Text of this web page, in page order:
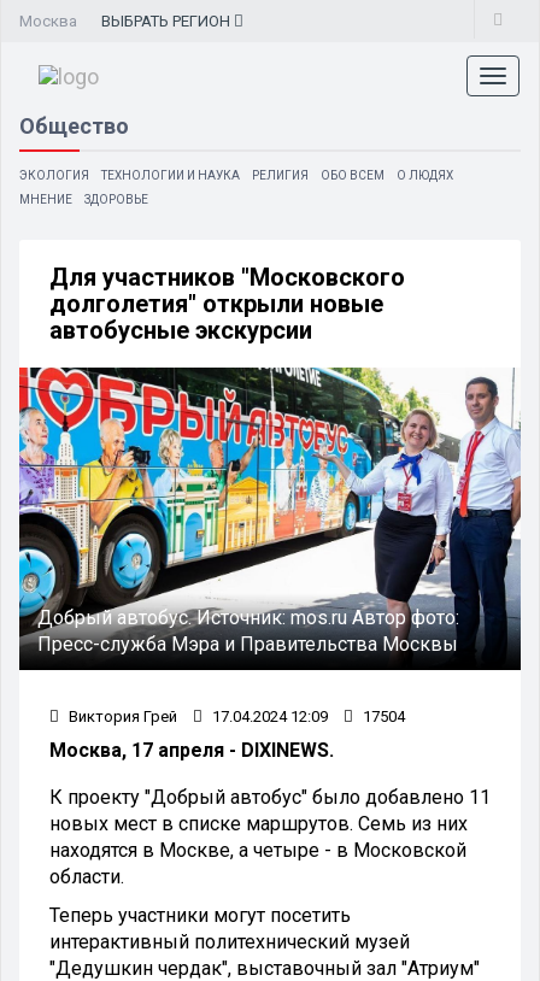
Москва ВЫБРАТЬ РЕГИОН
Общество
ЭКОЛОГИЯ ТЕХНОЛОГИИ И НАУКА РЕЛИГИЯ ОБО ВСЕМ
О ЛЮДЯХ
МНЕНИЕ
ЗДОРОВЬЕ
Для участников "Московского
долголетия" открыли новые
автобусные экскурсии
Добрый автобус.Источник:mos.ruАвтор фото:
Пресс-служба Мэра и Правительства Москвы
Виктория Грей 17.04.2024 12:09 17504
Москва, 17 апреля - DIXINEWS.
К проекту "Добрый автобус" было добавлено 11
новых мест в списке маршрутов. Семь из них
находятся в Москве, а четыре - в Московской
области.
Теперь участники могут посетить
интерактивный политехнический музей
"Дедушкин чердак", выставочный зал "Атриум"